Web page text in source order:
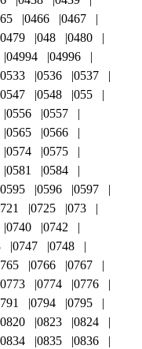
0466
0467
0479 048
0480
04994
04996
0533 0536
0537
0547 0548
055
0556
0557
0565
0566
0574
0575
0581
0584
0595 0596
0597
0725
073
0740
0742
0747
0748
0766
0767
0773 0774
0776
0794
0795
0820 0823
0824
0834 0835
0836